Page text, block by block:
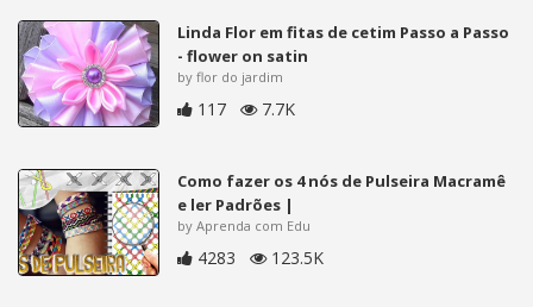
Linda Flor em fitas de cetim Passo a Passo
- flower on satin
by flor do jardim
117 7.7K
Como fazer os 4 nós de Pulseira Macramê
e ler Padrões |
by Aprenda com Edu
4283 123.5K